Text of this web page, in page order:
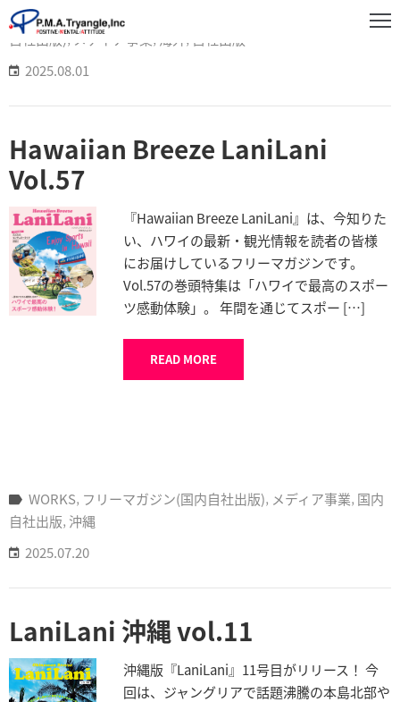
WORKS‚ハワイ‚
フリーマガジン(海外
自社出版)‚メディア事業 ‚ 海外‚ 自社出版
2025.08.01
Hawaiian Breeze LaniLani
Vol.57
『Hawaiian Breeze LaniLani』は、今知りた
い、ハワイの最新・観光情報を読者の皆様
にお届けしているフリーマガジンです。
Vol.57の巻頭特集は「ハワイで最高のスポー
ツ感動体験」。 年間を通じてスポー […]
READ MORE
WORKS‚ フリーマガジン(国内自社出版)‚ メディア事業‚ 国内
自社出版‚ 沖縄
2025.07.20
LaniLani 沖縄 vol.11
沖縄版『LaniLani』11号目がリリース！ 今
回は、ジャングリアで話題沸騰の本島北部や